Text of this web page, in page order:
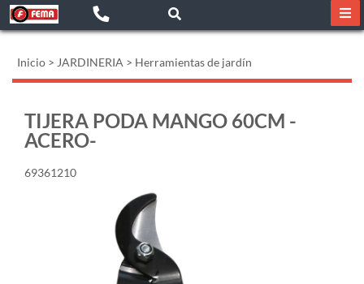
Inicio > JARDINERIA > Herramientas de jardín
TIJERA PODA MANGO 60CM -
ACERO-
69361210